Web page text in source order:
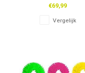
€69,99
Vergelijk